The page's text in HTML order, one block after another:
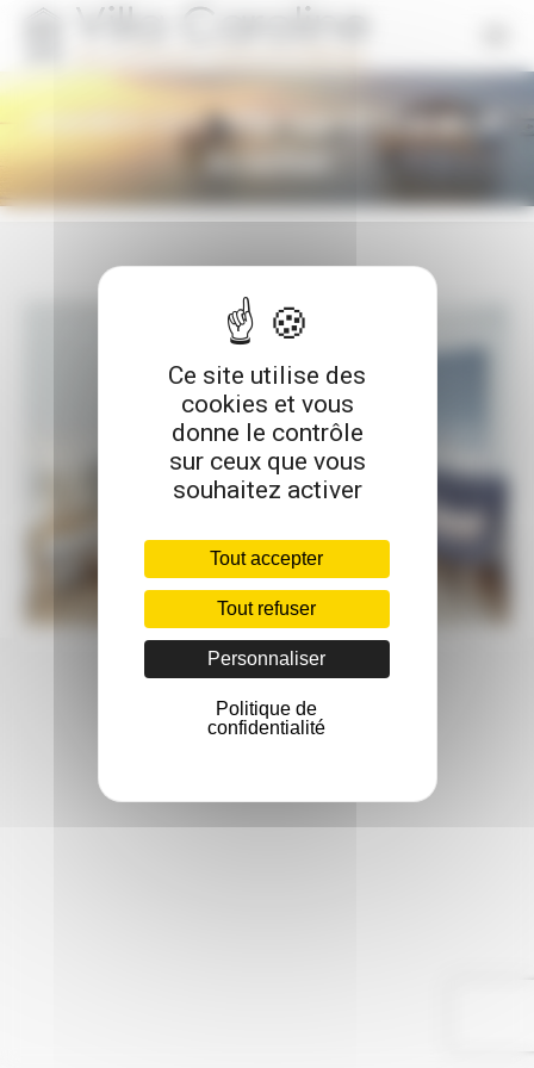
chambre-rose-Villa-vue-01-Garance-
Panneau de gestion des cookies
Ce site utilise des
cookies et vous
donne le contrôle
sur ceux que vous
souhaitez activer
Tout accepter
Tout refuser
Personnaliser
Politique de
confidentialité